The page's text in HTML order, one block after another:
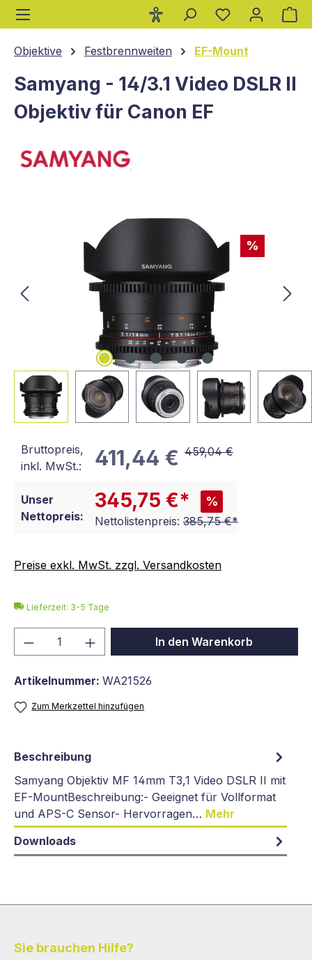
springen
Objektive Festbrennweiten EF-Mount
Samyang - 14/3.1 Video DSLR II
Objektiv für Canon EF
%
Bildergalerie überspringen
Bruttopreis,
inkl. MwSt.:
411,44 € 459,04 €
Unser
Nettopreis:
345,75 €* %
Nettolistenpreis: 385,75 €*
Preise exkl. MwSt. zzgl. Versandkosten
Lieferzeit: 3-5 Tage
Produkt Anzahl: Gib denIn den Warenkorb
Artikelnummer: WA21526
Zum Merkzettel hinzufügen
Beschreibung
Samyang Objektiv MF 14mm T3,1 Video DSLR II mit
EF-MountBeschreibung:- Geeignet für Vollformat
und APS-C Sensor- Hervorragen… Mehr
Downloads
Sie brauchen Hilfe?